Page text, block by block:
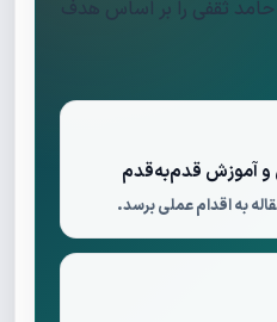
ثقفی را بر اساس هدف
و آموزش قدم‌به‌قدم
به اقدام عملی برسد.